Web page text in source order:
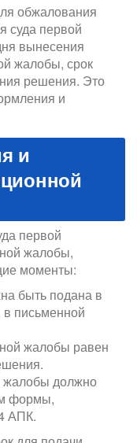
обжалования
суда первой
вынесения
жалобы, срок
решения. Это
и
и
первой
жалобы,
моменты:
быть подана в
письменной
жалобы равен
должно
формы,
АПК.